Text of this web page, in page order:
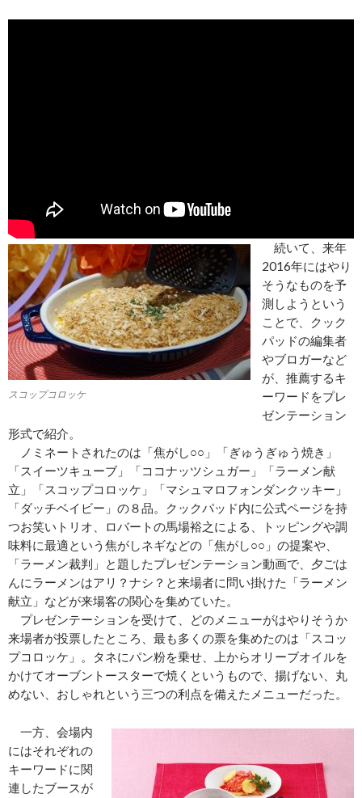
スコップコロッケ
続いて、来年
2016年にはやり
そうなものを予
測しようという
ことで、クック
パッドの編集者
やブロガーなど
が、推薦するキ
ーワードをプレ
ゼンテーション
形式で紹介。
ノミネートされたのは「焦がし○○」「ぎゅうぎゅう焼き」
「スイーツキューブ」「ココナッツシュガー」「ラーメン献
立」「スコップコロッケ」「マシュマロフォンダンクッキー」
「ダッチベイビー」の８品。クックパッド内に公式ページを持
つお笑いトリオ、ロバートの馬場裕之による、トッピングや調
味料に最適という焦がしネギなどの「焦がし○○」の提案や、
「ラーメン裁判」と題したプレゼンテーション動画で、夕ごは
んにラーメンはアリ？ナシ？と来場者に問い掛けた「ラーメン
献立」などが来場客の関心を集めていた。
プレゼンテーションを受けて、どのメニューがはやりそうか
来場者が投票したところ、最も多くの票を集めたのは「スコッ
プコロッケ」。タネにパン粉を乗せ、上からオリーブオイルを
かけてオーブントースターで焼くというもので、揚げない、丸
めない、おしゃれという三つの利点を備えたメニューだった。
一方、会場内
にはそれぞれの
キーワードに関
連したブースが